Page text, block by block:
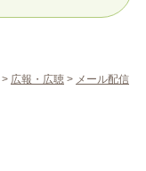
> 広報・広聴 > メール配信